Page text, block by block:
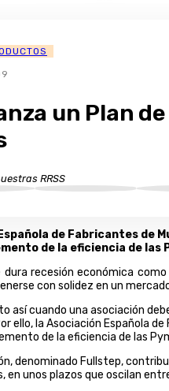
un Plan
RRSS
de Fabricantes de
de la eficiencia de las
dura recesión económica
con solidez en un
así cuando una asociación
ello, la Asociación Española
de la eficiencia de las
denominado Fullstep,
en unos plazos que oscilan